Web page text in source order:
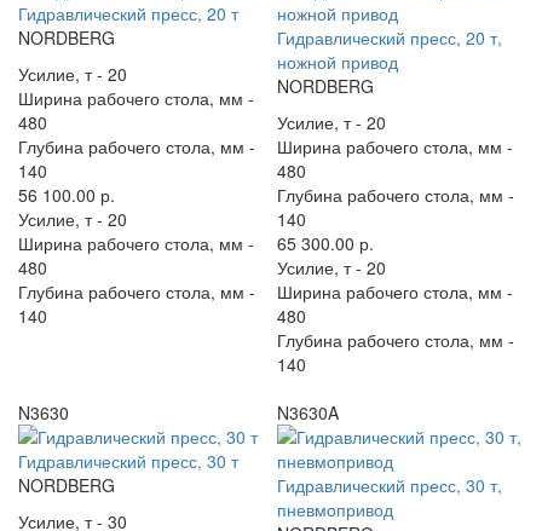
Гидравлический пресс, 20 т
NORDBERG
Усилие, т - 20
Ширина рабочего стола, мм -
480
Глубина рабочего стола, мм -
140
56 100.00 р.
Усилие, т - 20
Ширина рабочего стола, мм -
480
Глубина рабочего стола, мм -
140
Гидравлический пресс, 20 т,
ножной привод
NORDBERG
Усилие, т - 20
Ширина рабочего стола, мм -
480
Глубина рабочего стола, мм -
140
65 300.00 р.
Усилие, т - 20
Ширина рабочего стола, мм -
480
Глубина рабочего стола, мм -
140
N3630
Гидравлический пресс, 30 т
NORDBERG
Усилие, т - 30
N3630A
Гидравлический пресс, 30 т,
пневмопривод